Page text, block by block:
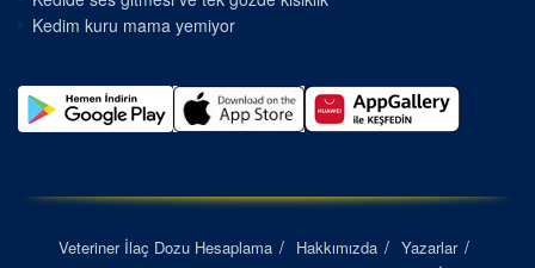
Kedim kuru mama yemiyor
Veteriner İlaç Dozu Hesaplama Hakkımızda
Yazarlar